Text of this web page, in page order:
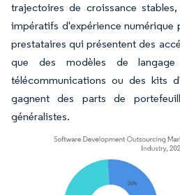
trajectoires de croissance
impératifs d'expérience numérique
prestataires qui présentent des
que des modèles de langage
télécommunications ou des kits
gagnent des parts de
généralistes.